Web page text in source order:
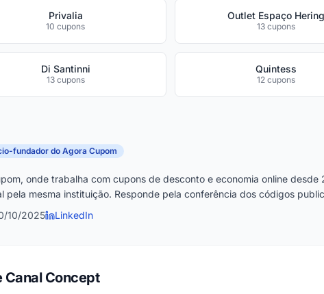
Privalia
10 cupons
Outlet Espaço Hering
13 cupons
Di Santinni
13 cupons
Quintess
12 cupons
fundador do Agora Cupom
onde trabalha com cupons de desconto e economia online desde
mesma instituição. Responde pela conferência dos códigos
10/2025 LinkedIn
Concept